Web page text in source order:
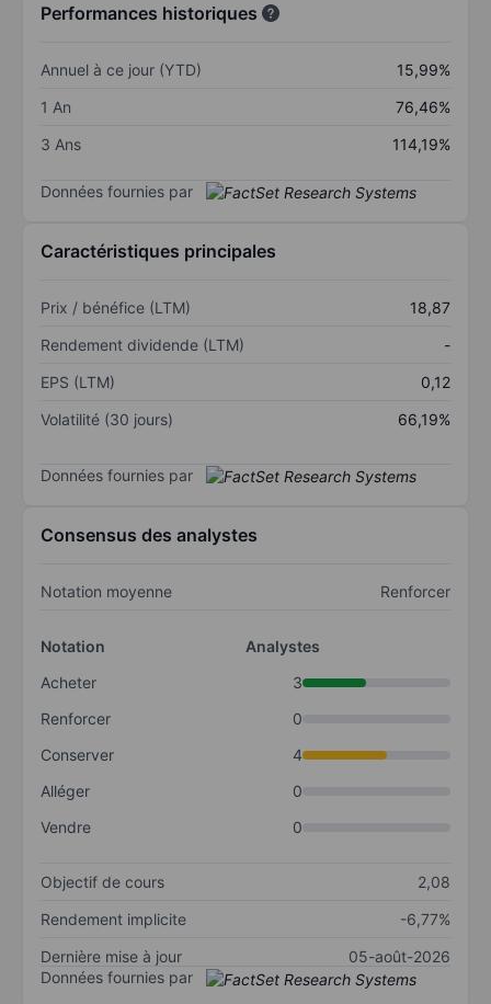
Performances historiques
Annuel à ce jour (YTD)
15,99%
1 An
76,46%
3 Ans
114,19%
Données fournies par
Caractéristiques principales
Prix / bénéfice (LTM)
18,87
Rendement dividende (LTM)
-
EPS (LTM)
0,12
Volatilité (30 jours)
66,19%
Données fournies par
Consensus des analystes
Notation moyenne Renforcer
Notation
Analystes
Acheter
3
Renforcer
0
Conserver
4
Alléger
0
Vendre
0
Objectif de cours
2,08
Rendement implicite
-6,77%
Dernière mise à jour
05-août-2026
Données fournies par